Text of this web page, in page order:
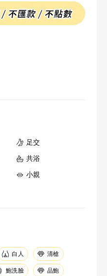
足交
共浴
小親
白人 清槍
鮑洗臉 品鮑